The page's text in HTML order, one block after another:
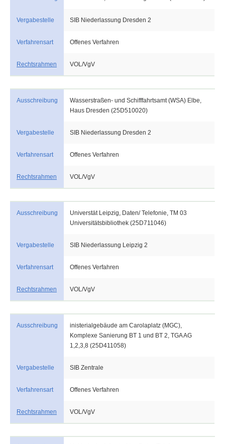
Vergabestelle SIB Niederlassung Dresden 2
Verfahrensart Offenes Verfahren
Rechtsrahmen VOL/VgV
Ausschreibung
Wasserstraßen- und Schifffahrtsamt (WSA) Elbe,
Haus Dresden (25D510020)
Vergabestelle SIB Niederlassung Dresden 2
Verfahrensart Offenes Verfahren
Rechtsrahmen VOL/VgV
Ausschreibung
Universtät Leipzig, Daten/ Telefonie, TM 03
Universitätsbibliothek (25D711046)
Vergabestelle SIB Niederlassung Leipzig 2
Verfahrensart Offenes Verfahren
Rechtsrahmen VOL/VgV
Ausschreibung
inisterialgebäude am Carolaplatz (MGC),
Komplexe Sanierung BT 1 und BT 2, TGA AG
1,2,3,8 (25D411058)
Vergabestelle SIB Zentrale
Verfahrensart Offenes Verfahren
Rechtsrahmen VOL/VgV